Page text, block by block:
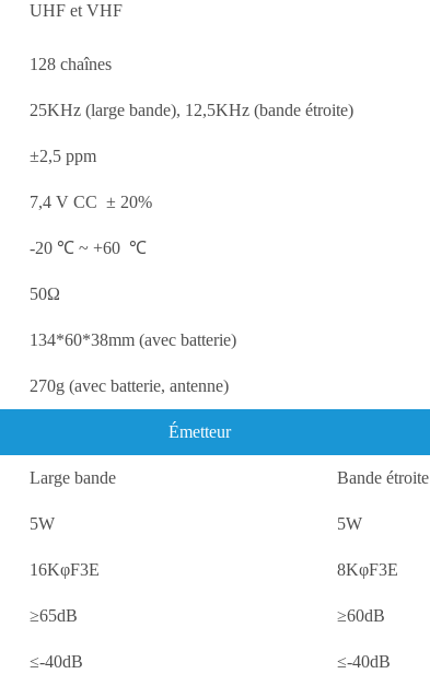
UHF et VHF
128 chaînes
25KHz (large bande), 12,5KHz (bande étroite)
±2,5 ppm
7,4 V CC ± 20%
-20 ℃ ~ +60 ℃
50Ω
134*60*38mm (avec batterie)
270g (avec batterie, antenne)
Émetteur
Large bande Bande étroite
5W 5W
16KφF3E 8KφF3E
≥65dB ≥60dB
≤-40dB ≤-40dB